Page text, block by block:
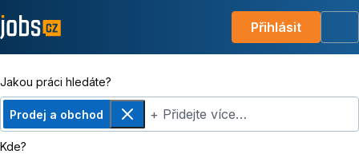
Přihlásit
Jakou práci hledáte?
Prodej a obchod
Odebrat+ Přidejte více…
Kde?